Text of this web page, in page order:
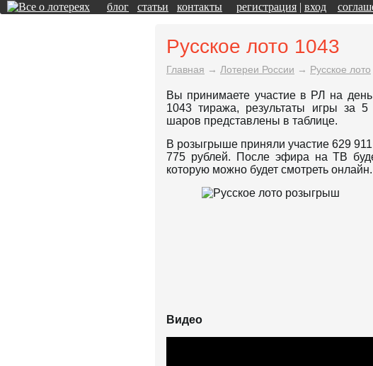
блог статьи контакты регистрация | вход
Русское лото 1043
Главная → Лотереи России → Русское лото
Вы принимаете участие в РЛ на
1043 тиража, результаты игры за
шаров представлены в таблице.
В розыгрыше приняли участие 629
775 рублей. После эфира на ТВ
которую можно будет смотреть онлайн.
Видео